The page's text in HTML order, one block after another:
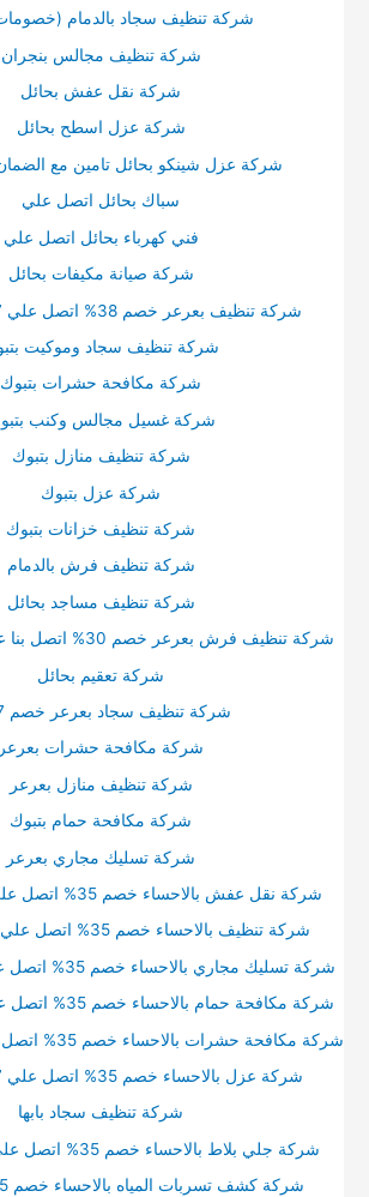
شركة تنظيف سجاد بالدمام
شركة تنظيف مجالس بنجران
شركة نقل عفش بحائل
شركة عزل اسطح بحائل
شركة عزل شينكو بحائل تامين مع الضمان 10
سباك بحائل اتصل علي
فني كهرباء بحائل اتصل علي
شركة صيانة مكيفات بحائل
شركة تنظيف بعرعر خصم 38% اتصل علي 0550396627
شركة تنظيف سجاد وموكيت
شركة مكافحة حشرات بتبوك
شركة غسيل مجالس وكنب
شركة تنظيف منازل بتبوك
شركة عزل بتبوك
شركة تنظيف خزانات بتبوك
شركة تنظيف فرش بالدمام
شركة تنظيف مساجد بحائل
شركة تنظيف فرش بعرعر خصم 30% اتصل بنا علي 0550396627
شركة تعقيم بحائل
شركة تنظيف سجاد بعرعر خصم 37%
شركة مكافحة حشرات بعرعر
شركة تنظيف منازل بعرعر
شركة مكافحة حمام بتبوك
شركة تسليك مجاري بعرعر
شركة نقل عفش بالاحساء خصم 35% اتصل علي 0550396627
شركة تنظيف بالاحساء خصم 35% اتصل علي 0550396627
شركة تسليك مجاري بالاحساء خصم 35% اتصل علي 0550396627
شركة مكافحة حمام بالاحساء خصم 35% اتصل علي 0550396627
شركة مكافحة حشرات بالاحساء خصم 35% اتصل علي 0550396627
شركة عزل بالاحساء خصم 35% اتصل علي 0550396627
شركة تنظيف سجاد بابها
شركة جلي بلاط بالاحساء خصم 35% اتصل علي 0550396627